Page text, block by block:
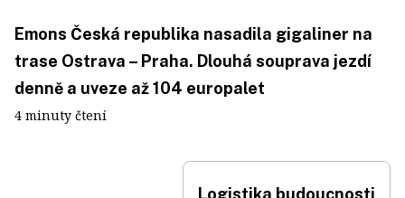
Emons Česká republika nasadila gigaliner na
trase Ostrava – Praha. Dlouhá souprava jezdí
denně a uveze až 104 europalet
4 minuty čtení
Logistika budoucnosti